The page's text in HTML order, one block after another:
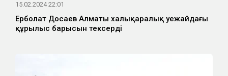
15.02.2024 22:01
Ерболат Досаев Алматы халықаралық әуежайдағы
құрылыс барысын тексерді